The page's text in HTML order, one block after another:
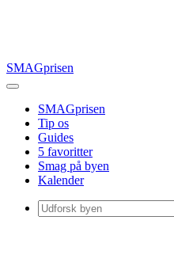
SMAGprisen
SMAGprisen
Tip os
Guides
5 favoritter
Smag på byen
Kalender